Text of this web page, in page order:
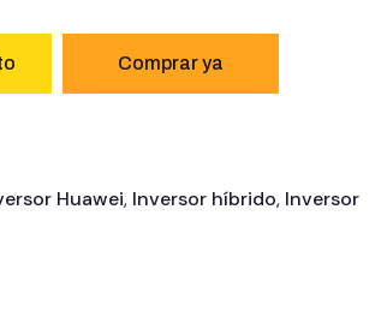
Huawei, Inversor híbrido, Inversor